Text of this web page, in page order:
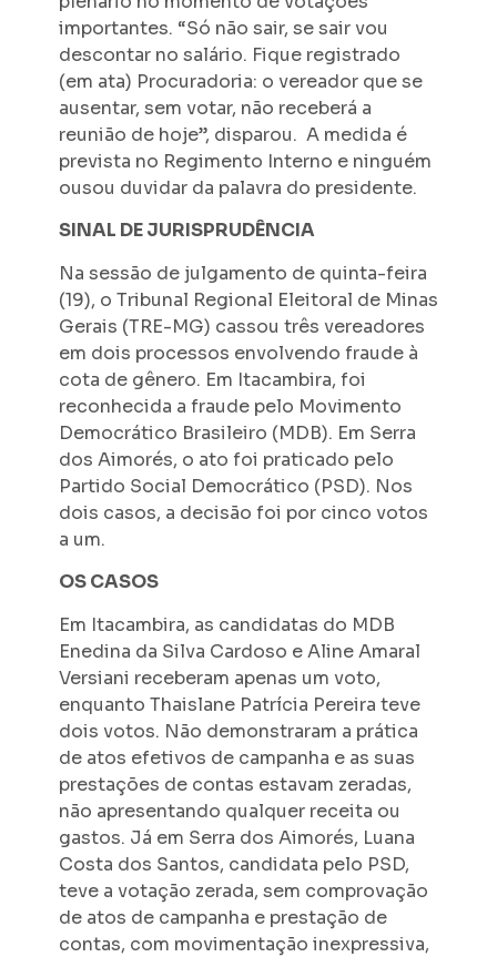
importantes. “Só não sair, se sair vou
descontar no salário. Fique registrado
(em ata) Procuradoria: o vereador que se
ausentar, sem votar, não receberá a
reunião de hoje”, disparou. A medida é
prevista no Regimento Interno e ninguém
ousou duvidar da palavra do presidente.
SINAL DE JURISPRUDÊNCIA
Na sessão de julgamento de quinta-feira
(19), o Tribunal Regional Eleitoral de Minas
Gerais (TRE-MG) cassou três vereadores
em dois processos envolvendo fraude à
cota de gênero. Em Itacambira, foi
reconhecida a fraude pelo Movimento
Democrático Brasileiro (MDB). Em Serra
dos Aimorés, o ato foi praticado pelo
Partido Social Democrático (PSD). Nos
dois casos, a decisão foi por cinco votos
a um.
OS CASOS
Em Itacambira, as candidatas do MDB
Enedina da Silva Cardoso e Aline Amaral
Versiani receberam apenas um voto,
enquanto Thaislane Patrícia Pereira teve
dois votos. Não demonstraram a prática
de atos efetivos de campanha e as suas
prestações de contas estavam zeradas,
não apresentando qualquer receita ou
gastos. Já em Serra dos Aimorés, Luana
Costa dos Santos, candidata pelo PSD,
teve a votação zerada, sem comprovação
de atos de campanha e prestação de
contas, com movimentação inexpressiva,